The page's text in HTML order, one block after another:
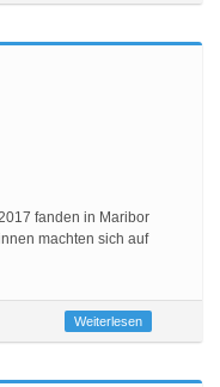
fanden in Maribor
machten sich auf
Weiterlesen